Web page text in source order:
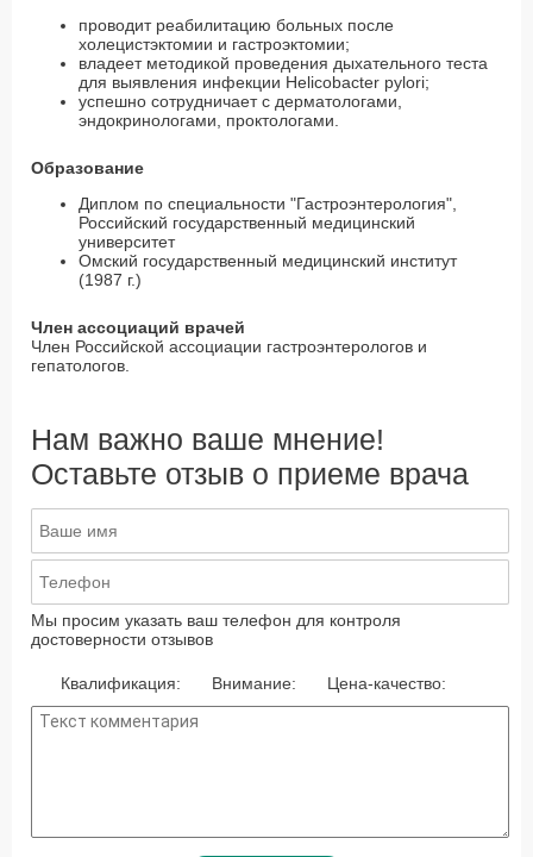
проводит реабилитацию больных после
холецистэктомии и гастроэктомии;
владеет методикой проведения дыхательного теста
для выявления инфекции Helicobacter pylori;
успешно сотрудничает с дерматологами,
эндокринологами, проктологами.
Образование
Диплом по специальности "Гастроэнтерология",
Российский государственный медицинский
университет
Омский государственный медицинский институт
(1987 г.)
Член ассоциаций врачей
Член Российской ассоциации гастроэнтерологов и
гепатологов.
Нам важно ваше мнение!
Оставьте отзыв о приеме врача
Мы просим указать ваш телефон для контроля
достоверности отзывов
Квалификация: Внимание: Цена-качество: